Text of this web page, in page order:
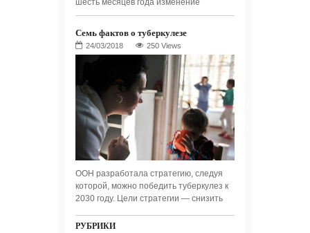
шесть месяцев года изменение
Семь фактов о туберкулезе
250 Views
ООН разработала стратегию, следуя
которой, можно победить туберкулез к
2030 году. Цели стратегии — снизить
РУБРИКИ